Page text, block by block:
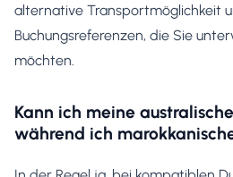
alternative Transportmöglichkeit
Buchungsreferenzen, die Sie
möchten.
Kann ich meine
während ich